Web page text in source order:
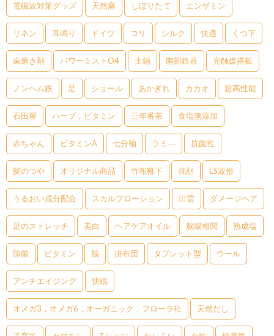
電磁波対策グッズ 天然麻 しぼりたて エンザミン
リネン 耳鳴り ドイツ コリ シルク 快適 くつ下
歯磨き剤 パワーミストO4 土鍋 南部鉄器 光触媒搭載
ノンヘム鉄 足 ショール あかぎれ カカオ 超高性能
石田屋 ハーブ，ビタミン 三年番茶 食塩無添加
赤ちゃん ビタミンA 七分袖 ラミ― 抗菌性
髪のつや オリジナル商品 竹布靴下 洗顔 ES波形
うるおい成分配合 スカルプローション 出雲 ダメージヘア
足のストレッチ 美白 ヘアケアオイル 脳腸相関 熟成塩
除菌 ビタミン 脳 掛布団 タブレット型 ウール
アンチエイジング 快眠
オメガ3，オメガ6，オーガニック，フローラ社 天然だし